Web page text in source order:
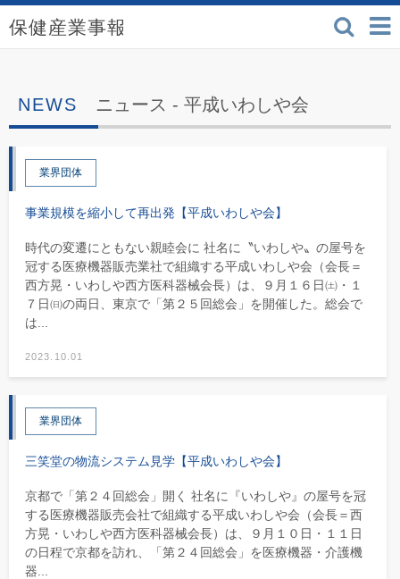
保健産業事報 - 医療機
検索
ニュース - 平成いわしや会
業界団体
事業規模を縮小して再出発【平成いわしや会】
時代の変遷にともない親睦会に 社名に〝いわしや〟の屋号を
冠する医療機器販売業社で組織する平成いわしや会（会長＝
西方晃・いわしや西方医科器械会長）は、９月１６日㈯・１
７日㈰の両日、東京で「第２５回総会」を開催した。総会で
は...
2023.10.01
業界団体
三笑堂の物流システム見学【平成いわしや会】
京都で「第２４回総会」開く 社名に『いわしや』の屋号を冠
する医療機器販売会社で組織する平成いわしや会（会長＝西
方晃・いわしや西方医科器械会長）は、９月１０日・１１日
の日程で京都を訪れ、「第２４回総会」を医療機器・介護機
器...